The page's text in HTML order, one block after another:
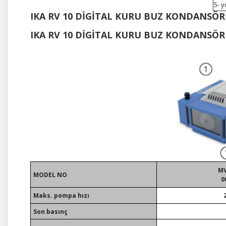
5-
IKA RV 10 DİGİTAL KURU BUZ
IKA RV 10 DİGİTAL KURU BUZ
MODEL NO
Maks. pompa hızı
Son basınç